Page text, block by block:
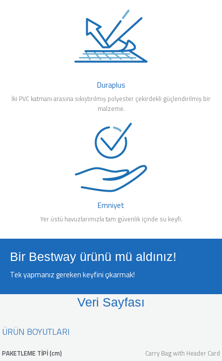
Duraplus
İki PVC katmanı arasına sıkıştırılmış polyester çekirdekli güçlendirilmiş bir
malzeme.
Emniyet
Yer üstü havuzlarımızla tam güvenlik içinde su keyfi.
Bir Bestway ürünü mü aldınız!
Tek yapmanız gereken keyfini çıkarmak!
Veri Sayfası
ÜRÜN BOYUTLARI
PAKETLEME TİPİ (cm) Carry Bag with Header Card